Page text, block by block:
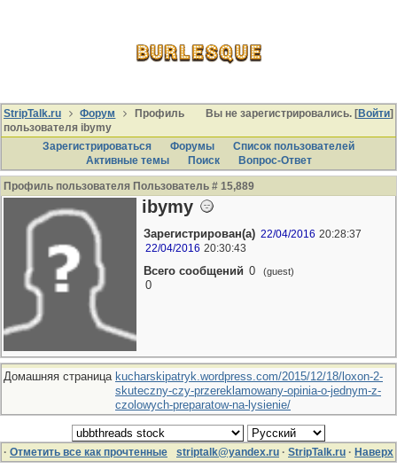
Вы не зарегистрировались. [Войти]
StripTalk.ru Форум
Профиль
пользователя ibymy
Зарегистрироваться
Форумы
Список пользователей
Активные темы
Поиcк Вопрос-Ответ
Профиль пользователя Пользователь # 15,889
ibymy
Зарегистрирован(а) 22/04/2016 20:28:37
22/04/2016 20:30:43
Всего сообщений 0 (guest)
0
Домашняя страница kucharskipatryk.wordpress.com/2015/12/18/loxon-2-
skuteczny-czy-przereklamowany-opinia-o-jednym-z-
czolowych-preparatow-na-lysienie/
· Отметить все как прочтенные striptalk@yandex.ru · StripTalk.ru · Наверх